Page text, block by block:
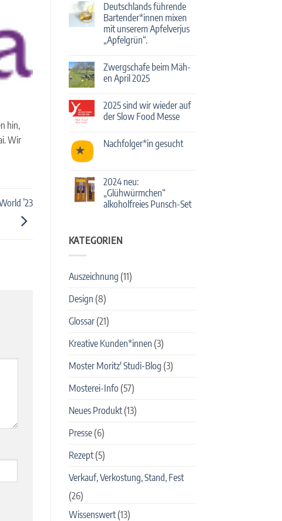
hin,
Wir
’23
zu
Abendmärkte
2025
mit
Streuobst-
Cocktails!
Deutschlands führende
Bartender*innen mixen
mit unserem Apfelverjus
„Apfelgrün“.
zu
Deutschlands
führende
mit
unserem
Apfelverjus
Zwergschafe beim Mäh-
en April 2025
zu
Zwergschafe
beim
April
2025 sind wir wieder auf
der Slow Food Messe
zu
auf
der
Slow
Food
Nachfolger*in gesucht
Nachfolger*in
gesucht
2024 neu:
„Glühwürmchen“
alkoholfreies Punsch-Set
2024
neu:
Set
KATEGORIEN
Auszeichnung (11)
Design (8)
Glossar(21)
Kreative Kunden*innen (3)
Moster Moritz' Studi-Blog (3)
Mosterei-Info (57)
Neues Produkt(13)
Presse(6)
Rezept(5)
Verkauf, Verkostung, Stand, Fest
(26)
Wissenswert(13)